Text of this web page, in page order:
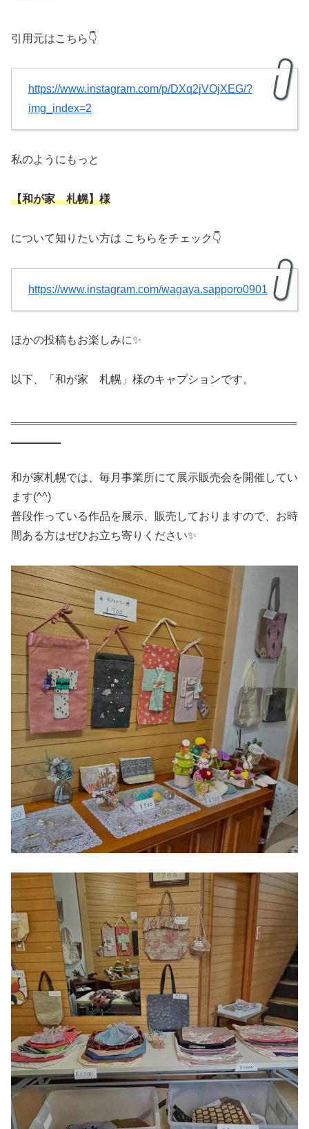
引用元はこちら👇
https://www.instagram.com/p/DXq2jVOjXEG/?
img_index=2
私のようにもっと
【和が家 札幌】様
について知りたい方は こちらをチェック👇
https://www.instagram.com/wagaya.sapporo0901
ほかの投稿もお楽しみに✨
以下、「和が家 札幌」様のキャプションです。
和が家札幌では、毎月事業所にて展示販売会を開催してい
ます(^^)
普段作っている作品を展示、販売しておりますので、お時
間ある方はぜひお立ち寄りください✨